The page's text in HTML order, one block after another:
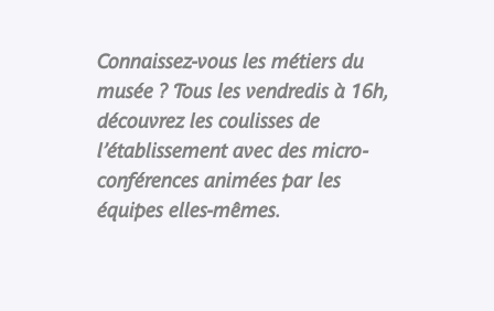
Connaissez-vous les métiers du
musée ? Tous les vendredis à 16h,
découvrez les coulisses de
l’établissement avec des micro-
conférences animées par les
équipes elles-mêmes.